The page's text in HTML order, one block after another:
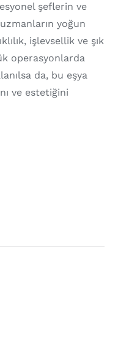
şeflerin ve
yoğun
işlevsellik ve şık
operasyonlarda
da, bu eşya
ve estetiğini